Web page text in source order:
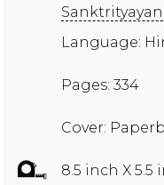
Language:
Pages: 334
Cover:
8.5 inch X 5.5